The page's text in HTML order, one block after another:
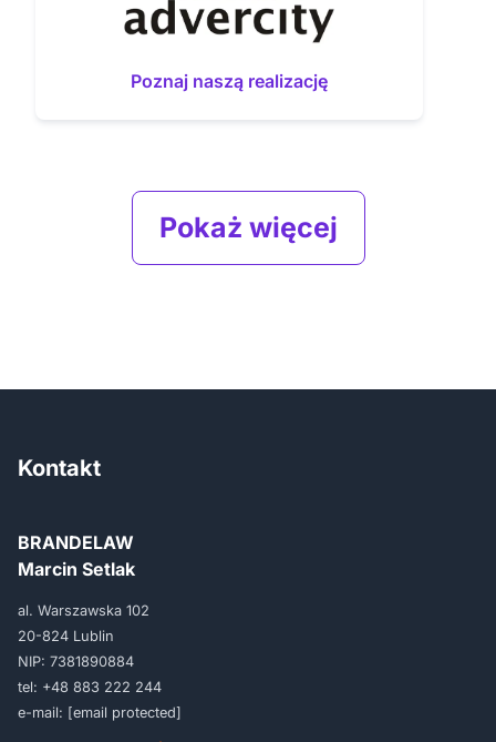
Poznaj naszą realizację
Pokaż więcej
Kontakt
BRANDELAW
Marcin Setlak
al. Warszawska 102
20-824 Lublin
NIP: 7381890884
tel: +48 883 222 244
e-mail: [email protected]